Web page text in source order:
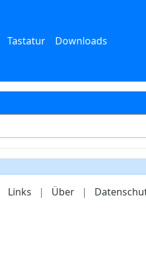
Tastatur Downloads
Links | Über |